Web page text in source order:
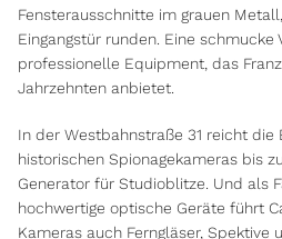
Fensterausschnitte im grauen
Eingangstür runden. Eine schmucke
professionelle Equipment, das
Jahrzehnten anbietet.
In der Westbahnstraße 31 reicht die
historischen Spionagekameras bis
Generator für Studioblitze. Und als
hochwertige optische Geräte führt
Kameras auch Ferngläser, Spektive